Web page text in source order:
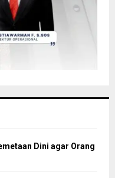
Dini agar Orang